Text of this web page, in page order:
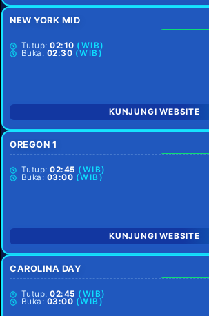
NEW YORK MID
Tutup:02:10 (WIB)
Buka: 02:30 (WIB)
KUNJUNGI WEBSITE
OREGON 1
Tutup:02:45 (WIB)
Buka: 03:00 (WIB)
KUNJUNGI WEBSITE
CAROLINA DAY
Tutup:02:45 (WIB)
Buka: 03:00 (WIB)